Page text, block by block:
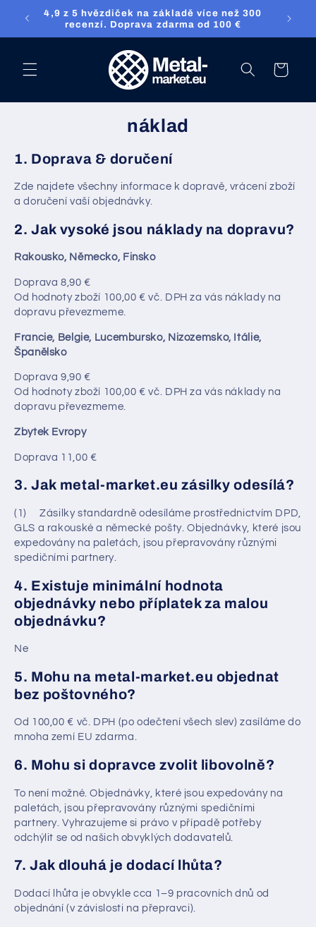
Přejděte přímo
na obsah
4,9 z 5 hvězdiček na základě více než 300
recenzí. Doprava zdarma od 100 €
nákupní
košík
náklad
1. Doprava & doručení
Zde najdete všechny informace k dopravě, vrácení zboží
a doručení vaší objednávky.
2. Jak vysoké jsou náklady na dopravu?
Rakousko, Německo, Finsko
Doprava 8,90 €
Od hodnoty zboží 100,00 € vč. DPH za vás náklady na
dopravu převezmeme.
Francie, Belgie, Lucembursko, Nizozemsko, Itálie,
Španělsko
Doprava 9,90 €
Od hodnoty zboží 100,00 € vč. DPH za vás náklady na
dopravu převezmeme.
Zbytek Evropy
Doprava 11,00 €
3. Jak metal-market.eu zásilky odesílá?
(1) Zásilky standardně odesíláme prostřednictvím DPD,
GLS a rakouské a německé pošty. Objednávky, které jsou
expedovány na paletách, jsou přepravovány různými
spedičními partnery.
4. Existuje minimální hodnota
objednávky nebo příplatek za malou
objednávku?
Ne
5. Mohu na metal-market.eu objednat
bez poštovného?
Od 100,00 € vč. DPH (po odečtení všech slev) zasíláme do
mnoha zemí EU zdarma.
6. Mohu si dopravce zvolit libovolně?
To není možné. Objednávky, které jsou expedovány na
paletách, jsou přepravovány různými spedičními
partnery. Vyhrazujeme si právo v případě potřeby
odchýlit se od našich obvyklých dodavatelů.
7. Jak dlouhá je dodací lhůta?
Dodací lhůta je obvykle cca 1–9 pracovních dnů od
objednání (v závislosti na přepravci).